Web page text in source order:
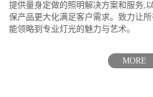
提供量身定做的照明解决方案和服务,
保产品更大化满足客户需求。致力让
能领略到专业灯光的魅力与艺术。
MORE